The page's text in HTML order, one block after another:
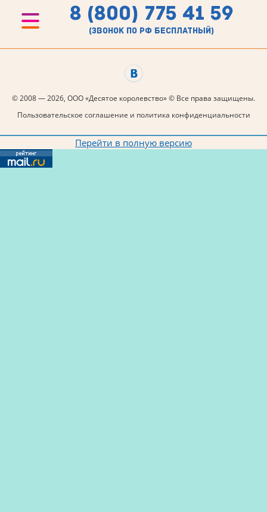
8 (800) 775 41 59
(звонок по рф бесплатный)
© 2008 — 2026, ООО «Десятое королевство» © Все права защищены.
Пользовательское соглашение и политика конфиденциальности
Перейти в полную версию